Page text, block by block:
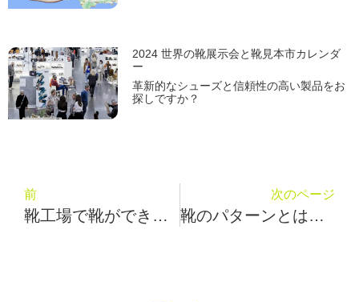
2024 世界の靴展示会と靴見本市カレンダ
ー
革新的なシューズと信頼性の高い製品をお
探しですか？
前
靴工場で靴ができるまで101
次のページ
靴のパターンとは？2分でわかる